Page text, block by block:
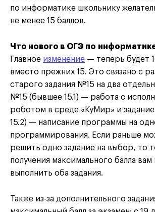
по информатике школьнику
не менее 15 баллов.
Что нового в ОГЭ по
Главное изменение — теперь будет
вместо прежних 15. Это связано с
старого задания №15 на два
№15 (бывшее 15.1) — работа с
роботом в среде «КуМир» и
15.2) — написание программы на
программирования. Если раньше
решить одно задание на выбор, то
получения максимального балла вам
выполнить оба задания.
Также из-за дополнительного